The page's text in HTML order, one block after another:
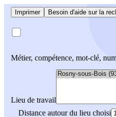
Imprimer Besoin d'aide sur la
Métier, compétence, mot-clé,
Lieu de travail
Distance autour du lieu choisi